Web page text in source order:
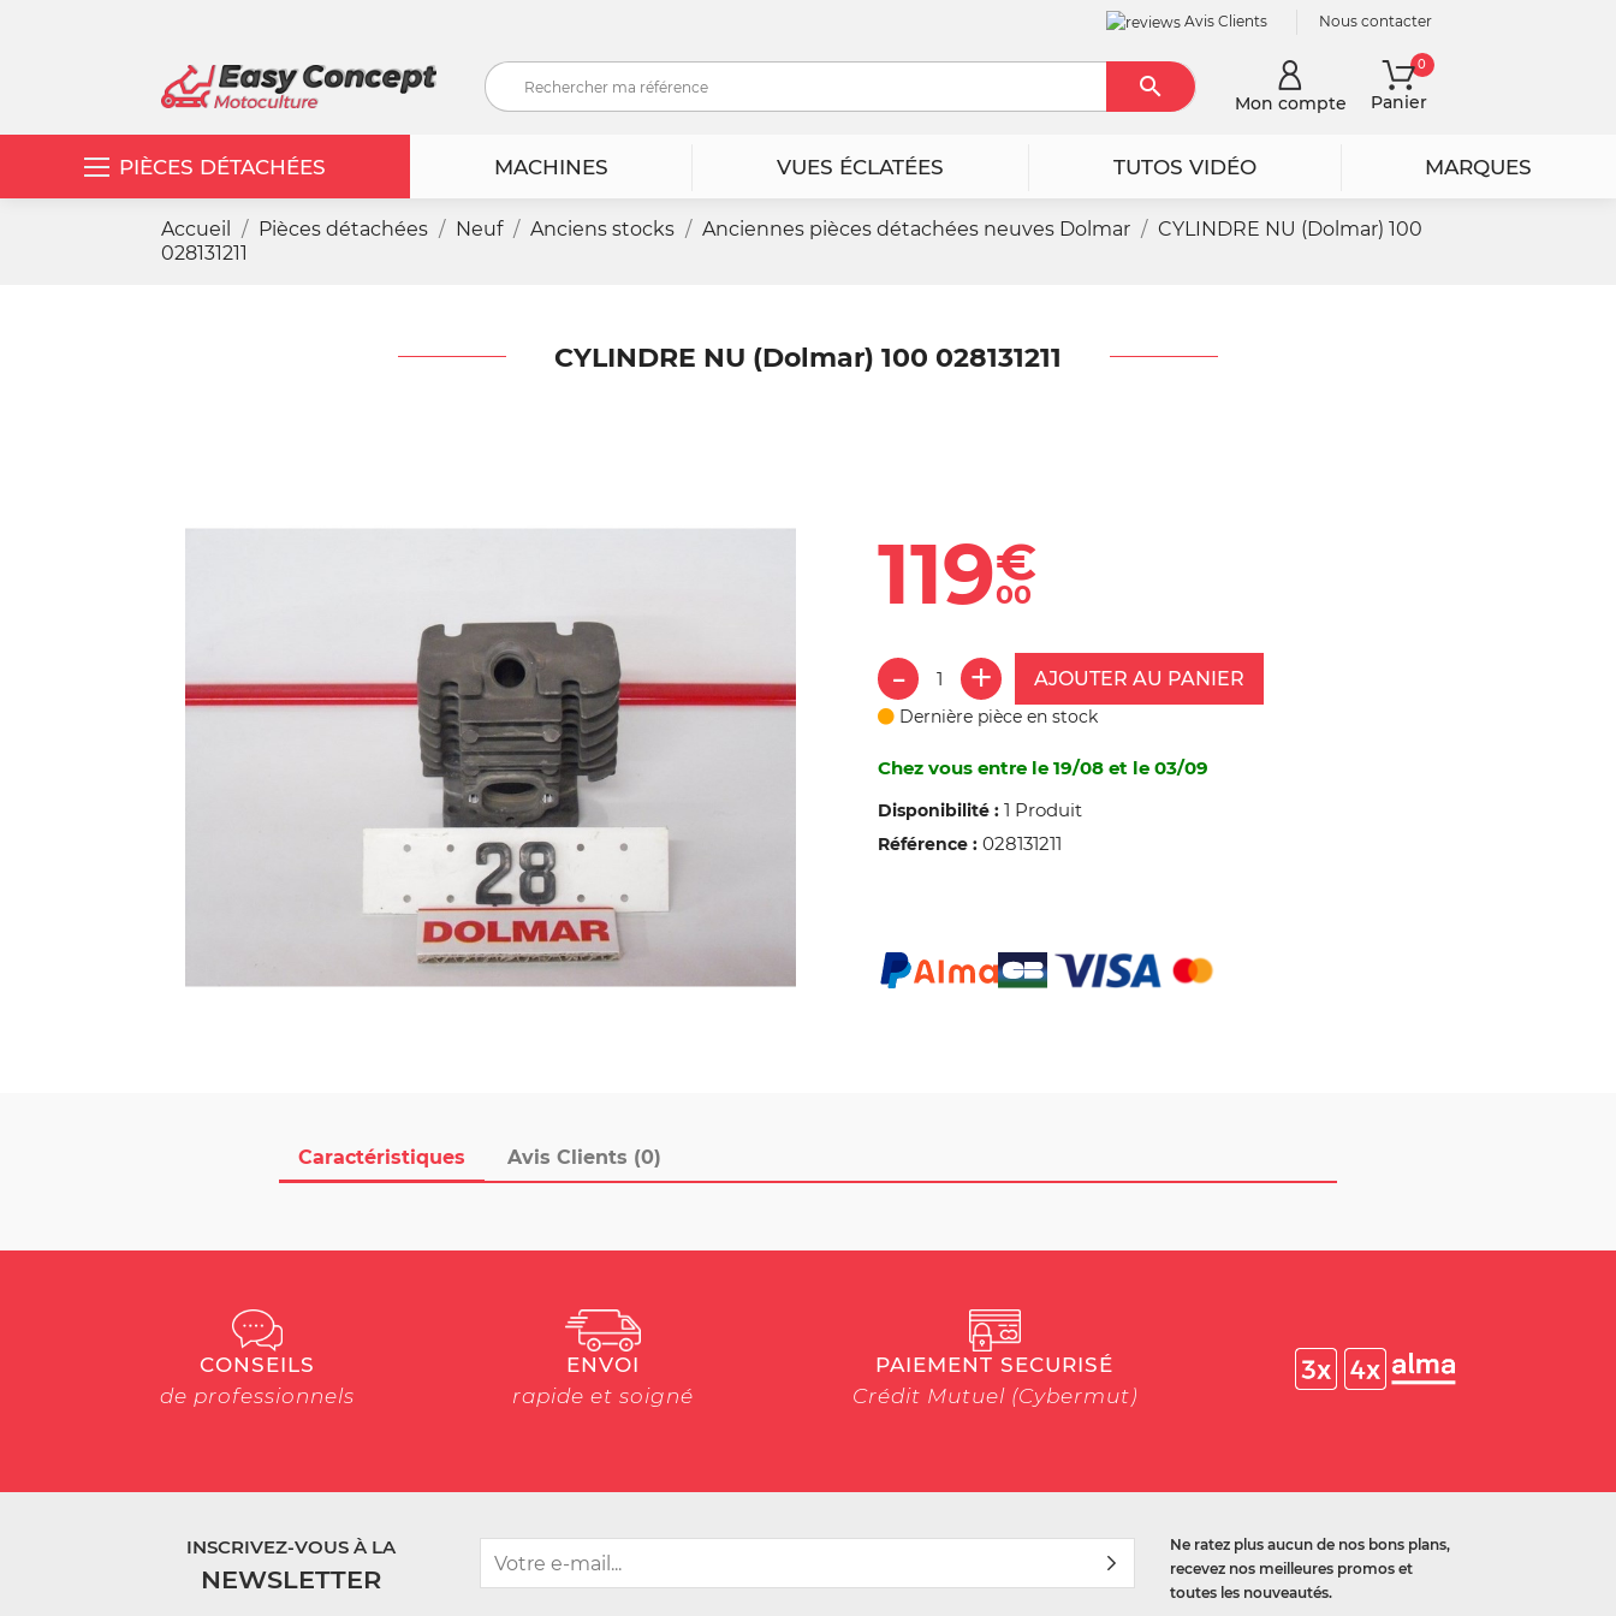
Avis Clients Nous contacter
RechercherMon compte Panier
0
PIÈCES DÉTACHÉES MACHINES VUES ÉCLATÉES TUTOS VIDÉO MARQUES
Accueil Pièces détachées Neuf Anciens stocks Anciennes pièces détachées neuves Dolmar
CYLINDRE NU (Dolmar) 100
028131211
CYLINDRE NU (Dolmar) 100 028131211
Caractéristiques Avis Clients (0)
119€
00
AJOUTER AU PANIER
Dernière pièce en stock
Chez vous entre le 19/08 et le 03/09
Disponibilité : 1 Produit
Référence : 028131211
CONSEILS
de professionnels
ENVOI
rapide et soigné
PAIEMENT SECURISÉ
Crédit Mutuel (Cybermut)
INSCRIVEZ-VOUS À LA
NEWSLETTER
Ne ratez plus aucun de nos bons plans,
recevez nos meilleures promos et
toutes les nouveautés.